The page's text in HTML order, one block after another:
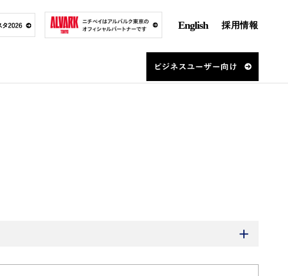
English 採用情報